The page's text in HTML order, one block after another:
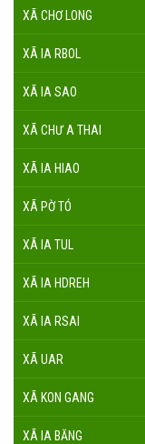
XÃ CHƠ LONG
XÃ IA RBOL
XÃ IA SAO
XÃ CHƯ A THAI
XÃ IA HIAO
XÃ PỜ TÓ
XÃ IA TUL
XÃ IA HDREH
XÃ IA RSAI
XÃ UAR
XÃ KON GANG
XÃ IA BĂNG